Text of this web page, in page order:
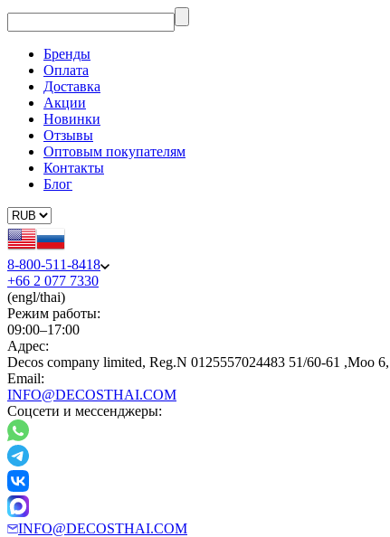
Бренды
Оплата
Доставка
Акции
Новинки
Отзывы
Оптовым покупателям
Контакты
Блог
8-800-511-8418
+66 2 077 7330
(engl/thai)
Режим работы:
09:00–17:00
Адрес:
Decos company limited, Reg.N 0125557024483 51/60-61
Email:
INFO@DECOSTHAI.COM
Соцсети и мессенджеры:
INFO@DECOSTHAI.COM